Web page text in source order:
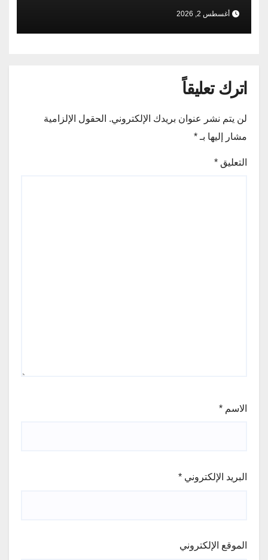
الإيرانية الباكستانية
أغسطس 2, 2026
اترك تعليقاً
لن يتم نشر عنوان بريدك الإلكتروني. الحقول الإلزامية
مشار إليها بـ *
التعليق *
الاسم *
البريد الإلكتروني *
الموقع الإلكتروني